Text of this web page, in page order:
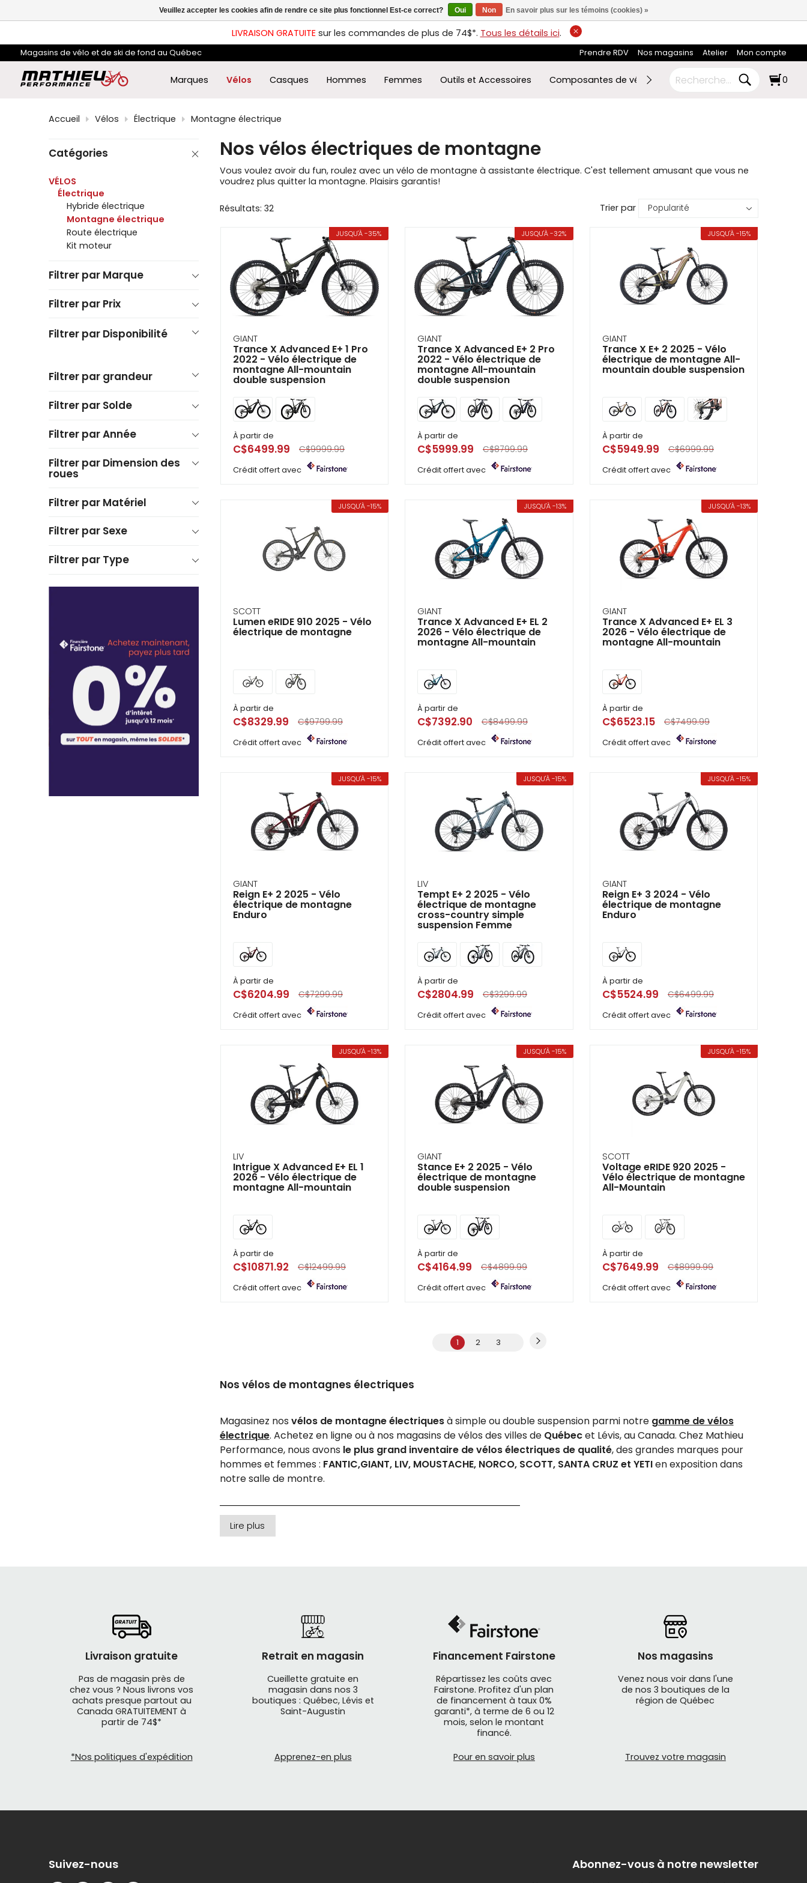
flèches
et
bas
sur
pour
accéder
au
résultat
de
sélectionné.
d'appareils
tactiles
peuvent
se
servir
de
gestes
tels
toucher
et
glisser.
LIVRAISON GRATUITEsur les commandes de plus de 74$*. Tous les détails ici.
Magasins de vélo et de ski de fond au Québec Prendre RDV Nos magasins Atelier Mon compte
Marques Vélos Casques Hommes Femmes Outils et Accessoires Composantes de vélo Ski de fond RABAIS FIN DE
0
Accueil Vélos Électrique Montagne électrique
Catégories
VÉLOS
Électrique
Hybride électrique
Montagne électrique
Route électrique
Kit moteur
Filtrer par Marque
Filtrer par Prix
Filtrer par Disponibilité
Filtrer par grandeur
Filtrer par Solde
Filtrer par Année
Filtrer par Dimension des
roues
Filtrer par Matériel
Filtrer par Sexe
Filtrer par Type
Nos vélos électriques de montagne
Vous voulez avoir du fun, roulez avec un vélo de montagne à assistante électrique. C'est tellement amusant que vous ne
voudrez plus quitter la montagne. Plaisirs garantis!
Résultats: 32 Trier par
JUSQU'À -35%
GIANT
Trance X Advanced E+ 1 Pro
2022 - Vélo électrique de
montagne All-mountain
double suspension
À partir de
C$6499.99 C$9999.99
Crédit offert avec
JUSQU'À -32%
GIANT
Trance X Advanced E+ 2 Pro
2022 - Vélo électrique de
montagne All-mountain
double suspension
À partir de
C$5999.99 C$8799.99
Crédit offert avec
JUSQU'À -15%
GIANT
Trance X E+ 2 2025 - Vélo
électrique de montagne All-
mountain double suspension
À partir de
C$5949.99 C$6999.99
Crédit offert avec
JUSQU'À -15%
SCOTT
Lumen eRIDE 910 2025 - Vélo
électrique de montagne
À partir de
C$8329.99 C$9799.99
Crédit offert avec
JUSQU'À -13%
GIANT
Trance X Advanced E+ EL 2
2026 - Vélo électrique de
montagne All-mountain
À partir de
C$7392.90 C$8499.99
Crédit offert avec
JUSQU'À -13%
GIANT
Trance X Advanced E+ EL 3
2026 - Vélo électrique de
montagne All-mountain
À partir de
C$6523.15 C$7499.99
Crédit offert avec
JUSQU'À -15%
GIANT
Reign E+ 2 2025 - Vélo
électrique de montagne
Enduro
À partir de
C$6204.99 C$7299.99
Crédit offert avec
JUSQU'À -15%
LIV
Tempt E+ 2 2025 - Vélo
électrique de montagne
cross-country simple
suspension Femme
À partir de
C$2804.99 C$3299.99
Crédit offert avec
JUSQU'À -15%
GIANT
Reign E+ 3 2024 - Vélo
électrique de montagne
Enduro
À partir de
C$5524.99 C$6499.99
Crédit offert avec
JUSQU'À -13%
LIV
Intrigue X Advanced E+ EL 1
2026 - Vélo électrique de
montagne All-mountain
À partir de
C$10871.92 C$12499.99
Crédit offert avec
JUSQU'À -15%
GIANT
Stance E+ 2 2025 - Vélo
électrique de montagne
double suspension
À partir de
C$4164.99 C$4899.99
Crédit offert avec
JUSQU'À -15%
SCOTT
Voltage eRIDE 920 2025 -
Vélo électrique de montagne
All-Mountain
À partir de
C$7649.99 C$8999.99
Crédit offert avec
1 2 3
Nos vélos de montagnes électriques
Magasinez nos vélos de montagne électriquesà simple ou double suspension parmi notre gamme de vélos
électrique. Achetez en ligne ou à nos magasins de vélos des villes de Québecet Lévis, au Canada. Chez Mathieu
Performance, nous avons le plus grand inventaire de vélos électriques de qualité, des grandes marques pour
hommes et femmes : FANTIC,GIANT, LIV, MOUSTACHE, NORCO, SCOTT, SANTA CRUZ et YETIen exposition dans
notre salle de montre.
Ces vélos s'adressent aux cyclistes qui veulent rouler en sentiers plus souvent et plus longtemps sans s'épuiser.
Après le travail ou le weekend, enfourchez votre VTT électrique et grimpez la montagne avec aisance et
attaquez la descente avec stabilité et fluidité. Autonomie de batterie et puissance de moteur sans compromis :
montagne électrique, de fat bike électrique et de vélos hybrides électriques. Rencontrez nos conseillers experts
bicyclette électrique. Déballez maintenant les
Lire plus
Livraison gratuite
Pas de magasin près de
chez vous ? Nous livrons vos
achats presque partout au
Canada GRATUITEMENT à
partir de 74$*
*Nos politiques d'expédition
Retrait en magasin
Cueillette gratuite en
magasin dans nos 3
boutiques : Québec, Lévis et
Saint-Augustin
Apprenez-en plus
Financement Fairstone
Répartissez les coûts avec
Fairstone. Profitez d'un plan
de financement à taux 0%
garanti*, à terme de 6 ou 12
mois, selon le montant
financé.
Pour en savoir plus
Nos magasins
Venez nous voir dans l'une
de nos 3 boutiques de la
région de Québec
Trouvez votre magasin
Suivez-nous Abonnez-vous à notre newsletter
Veuillez accepter les cookies afin de rendre ce site plus fonctionnel Est-ce correct? Oui Non En savoir plus sur les témoins (cookies) »